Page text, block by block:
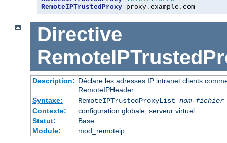
RemoteIPTrustedProxy proxy . example . com
Directive
Description: Déclare les adresses IP intranet clients
RemoteIPHeader
Syntaxe:
RemoteIPTrustedProxyList nom-fichier
Contexte:
configuration globale, serveur virtuel
Statut:
Base
Module:
mod_remoteip